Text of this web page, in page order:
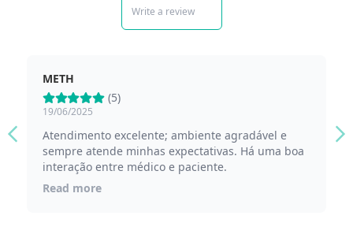
Write a review
METH
(5)
19/06/2025
Atendimento excelente; ambiente agradável e
sempre atende minhas expectativas. Há uma boa
interação entre médico e paciente.
Read more